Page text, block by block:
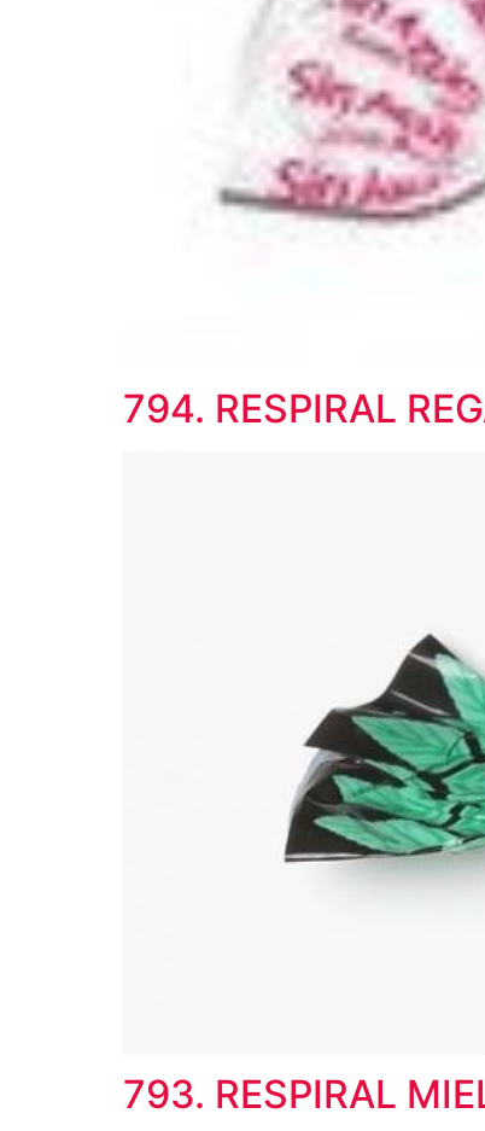
794. RESPIRAL
793. RESPIRAL